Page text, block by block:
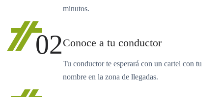
minutos.
02Conoce a tu conductor
Tu conductor te esperará con un cartel con tu
nombre en la zona de llegadas.